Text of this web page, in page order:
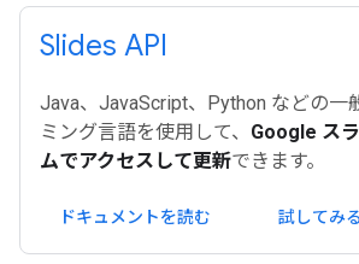
Slides API
Java、JavaScript、Python などの一
ミング言語を使用して、 Google ス
ムでアクセスして更新できます。
ドキュメントを読む 試してみる